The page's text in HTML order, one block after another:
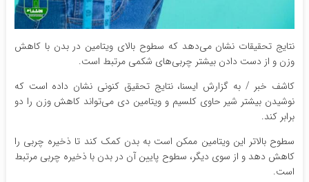
نتایج تحقیقات نشان می‌دهد که سطوح بالای ویتامین در بدن با کاهش
وزن و از دست دادن بیشتر چربی‌های شکمی مرتبط است.
کاشف خبر / به گزارش ایسنا، نتایج تحقیق کنونی نشان داده است که
نوشیدن بیشتر شیر حاوی کلسیم و ویتامین دی می‌تواند کاهش وزن را دو
برابر کند.
سطوح بالاتر این ویتامین ممکن است به بدن کمک کند تا ذخیره چربی را
کاهش دهد و از سوی دیگر، سطوح پایین آن در بدن با ذخیره چربی مرتبط
است.